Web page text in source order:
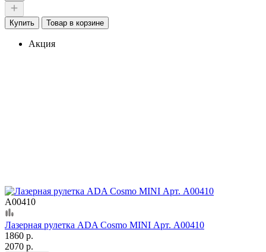
Купить Товар в корзине
Акция
А00410
Лазерная рулетка ADA Cosmo MINI Арт. А00410
1860 р.
2070 р.